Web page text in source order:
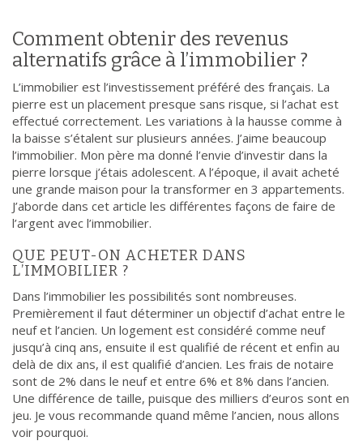
Comment obtenir des revenus
alternatifs grâce à l’immobilier ?
L’immobilier est l’investissement préféré des français. La
pierre est un placement presque sans risque, si l’achat est
effectué correctement. Les variations à la hausse comme à
la baisse s’étalent sur plusieurs années. J’aime beaucoup
l’immobilier. Mon père ma donné l’envie d’investir dans la
pierre lorsque j’étais adolescent. A l’époque, il avait acheté
une grande maison pour la transformer en 3 appartements.
J’aborde dans cet article les différentes façons de faire de
l’argent avec l’immobilier.
QUE PEUT-ON ACHETER DANS
L’IMMOBILIER ?
Dans l’immobilier les possibilités sont nombreuses.
Premièrement il faut déterminer un objectif d’achat entre le
neuf et l’ancien. Un logement est considéré comme neuf
jusqu’à cinq ans, ensuite il est qualifié de récent et enfin au
delà de dix ans, il est qualifié d’ancien. Les frais de notaire
sont de 2% dans le neuf et entre 6% et 8% dans l’ancien.
Une différence de taille, puisque des milliers d’euros sont en
jeu. Je vous recommande quand même l’ancien, nous allons
voir pourquoi.